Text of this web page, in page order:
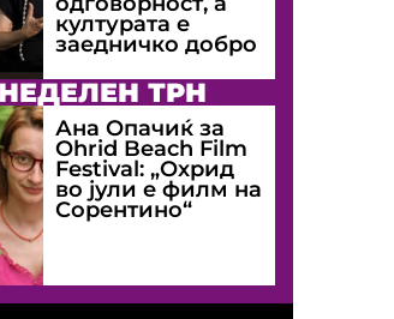
културата е
заедничко добро
НЕДЕЛЕН ТРН
Ана Опачиќ за
Оhrid Beach Film
Festival: „Охрид
во јули е филм на
Сорентино“